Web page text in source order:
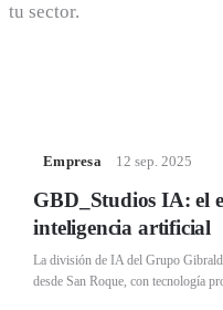
tu sector.
Empresa 12 sep. 2025
GBD_Studios IA: el
inteligencia artificial
La división de IA del Grupo
desde San Roque, con tecnología